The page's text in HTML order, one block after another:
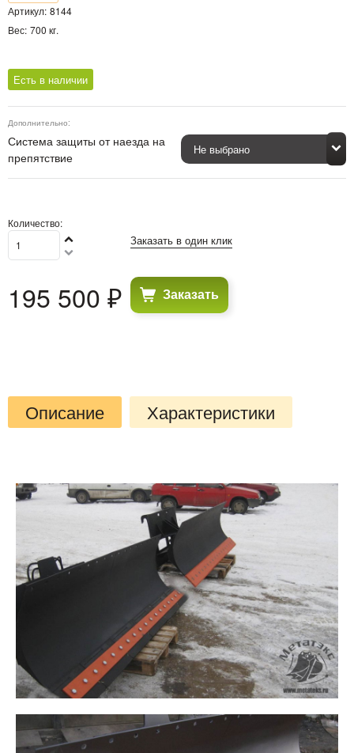
Артикул: 8144
Вес: 700 кг.
Есть в наличии
Дополнительно:
Система защиты от наезда на
препятствие
Количество:
195 500 ₽
Заказать в один клик
Заказать
Описание Характеристики